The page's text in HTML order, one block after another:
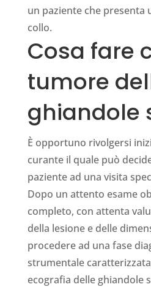
Cosa fare
tumore
ghiandole
È opportuno rivolgersi
curante il quale può
paziente ad una visita
Dopo un attento esame
completo, con attenta
della lesione e delle
procedere ad una fase
strumentale
ecografia delle ghiandole